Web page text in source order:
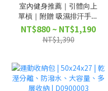
室內健身推薦｜引體向上
單槓｜附贈 吸濕排汗手把
套｜D0803012 D0803013
D0803014
NT$880 ~ NT$1,190
NT$1,390